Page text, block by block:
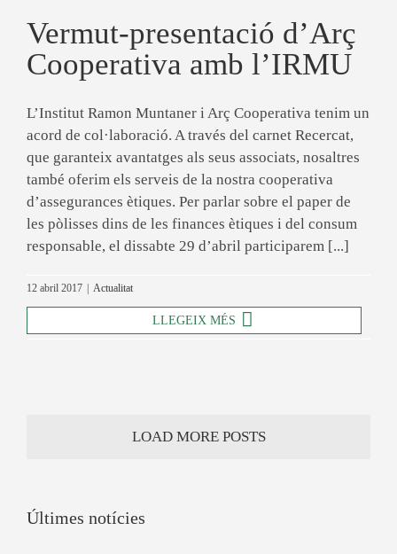
Vermut-presentació d’Arç
Cooperativa amb l’IRMU
L’Institut Ramon Muntaner i Arç Cooperativa tenim un
acord de col·laboració. A través del carnet Recercat,
que garanteix avantatges als seus associats, nosaltres
també oferim els serveis de la nostra cooperativa
d’assegurances ètiques. Per parlar sobre el paper de
les pòlisses dins de les finances ètiques i del consum
responsable, el dissabte 29 d’abril participarem [...]
12 abril 2017 Actualitat
LLEGEIX MÉS
LOAD MORE POSTS
Últimes notícies